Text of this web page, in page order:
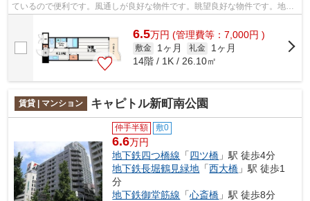
ているので便利です。風通しが良好な物件です。眺望良好な物件です。地上
14階建てのこの物件なら景色もバッチ...
6.5万円 (管理費等：7,000円 )
敷金 1ヶ月 礼金
1ヶ月
14階 / 1K / 26.10㎡
賃貸 | マンション キャピトル新町南公園
仲手半額 敷0
6.6万円
地下鉄四つ橋線 「四ツ橋 」駅 徒歩4分
地下鉄長堀鶴見緑地 「西大橋 」駅 徒歩1
分
地下鉄御堂筋線 「心斎橋 」駅 徒歩8分